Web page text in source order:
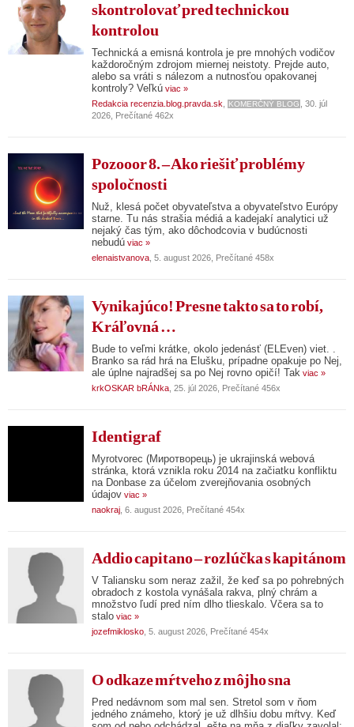
skontrolovať pred technickou
kontrolou
Technická a emisná kontrola je pre mnohých vodičov
každoročným zdrojom miernej neistoty. Prejde auto,
alebo sa vráti s nálezom a nutnosťou opakovanej
kontroly? Veľkú viac »
Redakcia recenzia.blog.pravda.sk
KOMERČNÝ BLOG
, 30. júl
2026, Prečítané 462x
Pozooor 8. – Ako riešiť problémy
spoločnosti
Nuž, klesá počet obyvateľstva a obyvateľstvo Európy
starne. Tu nás strašia médiá a kadejakí analytici už
nejaký čas tým, ako dôchodcovia v budúcnosti
nebudú viac »
elenaistvanova , 5. august 2026, Prečítané 458x
Vynikajúco! Presne takto sa to robí,
Kráľovná …
Bude to veľmi krátke, okolo jedenásť (ELEven) viet. .
Branko sa rád hrá na Elušku, prípadne opakuje po Nej,
ale úplne najradšej sa po Nej rovno opičí! Tak viac »
krkOSKAR bRÁNka , 25. júl 2026, Prečítané 456x
Identigraf
Myrotvorec (Миротворець) je ukrajinská webová
stránka, ktorá vznikla roku 2014 na začiatku konfliktu
na Donbase za účelom zverejňovania osobných
údajov viac »
naokraj , 6. august 2026, Prečítané 454x
Addio capitano – rozlúčka s kapitánom
V Taliansku som neraz zažil, že keď sa po pohrebných
obradoch z kostola vynášala rakva, plný chrám a
množstvo ľudí pred ním dlho tlieskalo. Včera sa to
stalo viac »
jozefmiklosko , 5. august 2026, Prečítané 454x
O odkaze mŕtveho z môjho sna
Pred nedávnom som mal sen. Stretol som v ňom
jedného známeho, ktorý je už dlhšiu dobu mŕtvy. Keď